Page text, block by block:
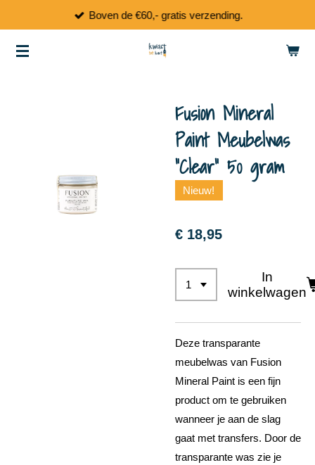
naar
Boven de €60,- gratis verzending.
Fusion Mineral
Paint Meubelwas
"Clear" 50 gram
Nieuw!
€ 18,95
In
winkelwagen
Deze transparante
meubelwas van Fusion
Mineral Paint is een fijn
product om te gebruiken
wanneer je aan de slag
gaat met transfers. Door de
transparante was zie je